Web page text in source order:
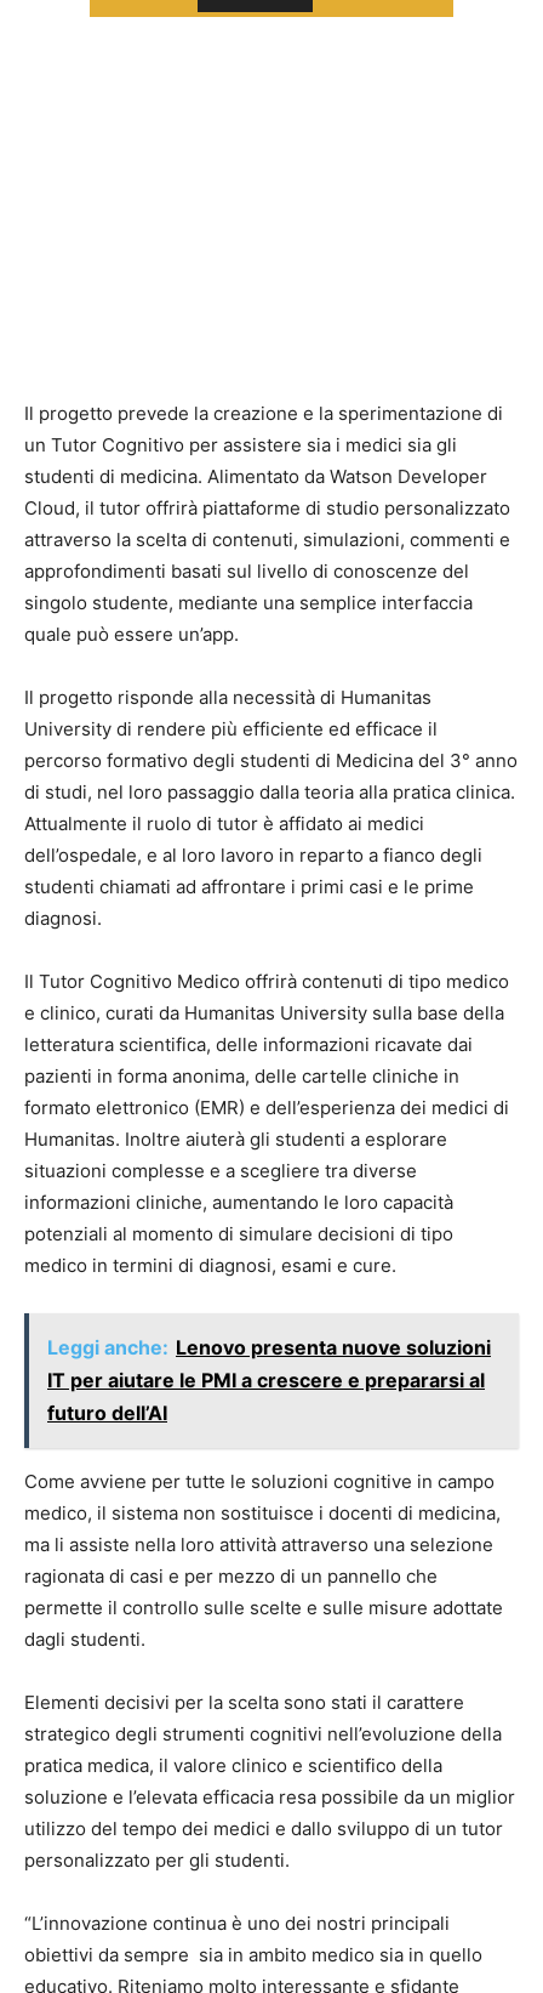
Il progetto prevede la creazione e la sperimentazione di
un Tutor Cognitivo per assistere sia i medici sia gli
studenti di medicina. Alimentato da Watson Developer
Cloud, il tutor offrirà piattaforme di studio personalizzato
attraverso la scelta di contenuti, simulazioni, commenti e
approfondimenti basati sul livello di conoscenze del
singolo studente, mediante una semplice interfaccia
quale può essere un’app.
Il progetto risponde alla necessità di Humanitas
University di rendere più efficiente ed efficace il
percorso formativo degli studenti di Medicina del 3° anno
di studi, nel loro passaggio dalla teoria alla pratica clinica.
Attualmente il ruolo di tutor è affidato ai medici
dell’ospedale, e al loro lavoro in reparto a fianco degli
studenti chiamati ad affrontare i primi casi e le prime
diagnosi.
Il Tutor Cognitivo Medico offrirà contenuti di tipo medico
e clinico, curati da Humanitas University sulla base della
letteratura scientifica, delle informazioni ricavate dai
pazienti in forma anonima, delle cartelle cliniche in
formato elettronico (EMR) e dell’esperienza dei medici di
Humanitas. Inoltre aiuterà gli studenti a esplorare
situazioni complesse e a scegliere tra diverse
informazioni cliniche, aumentando le loro capacità
potenziali al momento di simulare decisioni di tipo
medico in termini di diagnosi, esami e cure.
Leggi anche: Lenovo presenta nuove soluzioni
IT per aiutare le PMI a crescere e prepararsi al
futuro dell’AI
Come avviene per tutte le soluzioni cognitive in campo
medico, il sistema non sostituisce i docenti di medicina,
ma li assiste nella loro attività attraverso una selezione
ragionata di casi e per mezzo di un pannello che
permette il controllo sulle scelte e sulle misure adottate
dagli studenti.
Elementi decisivi per la scelta sono stati il carattere
strategico degli strumenti cognitivi nell’evoluzione della
pratica medica, il valore clinico e scientifico della
soluzione e l’elevata efficacia resa possibile da un miglior
utilizzo del tempo dei medici e dallo sviluppo di un tutor
personalizzato per gli studenti.
“L’innovazione continua è uno dei nostri principali
obiettivi da sempre sia in ambito medico sia in quello
educativo. Riteniamo molto interessante e sfidante